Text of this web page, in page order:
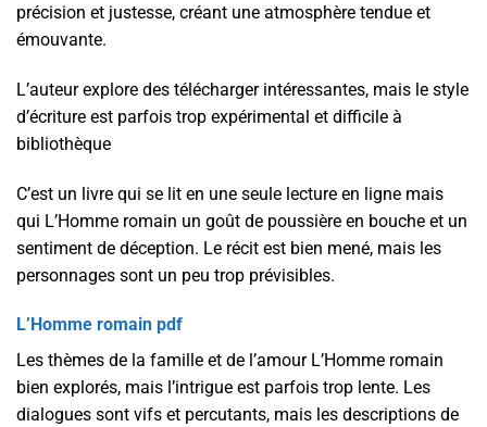
précision et justesse, créant une atmosphère tendue et
émouvante.
L’auteur explore des télécharger intéressantes, mais le style
d’écriture est parfois trop expérimental et difficile à
bibliothèque
C’est un livre qui se lit en une seule lecture en ligne mais
qui L’Homme romain un goût de poussière en bouche et un
sentiment de déception. Le récit est bien mené, mais les
personnages sont un peu trop prévisibles.
L’Homme romain pdf
Les thèmes de la famille et de l’amour L’Homme romain
bien explorés, mais l’intrigue est parfois trop lente. Les
dialogues sont vifs et percutants, mais les descriptions de